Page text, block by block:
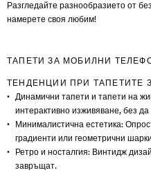
Разгледайте разнообразието от
намерете своя любим!
ТАПЕТИ ЗА МОБИЛНИ
ТЕНДЕНЦИИ ПРИ ТАПЕТИТЕ
Динамични тапети и тапети на
интерактивно изживяване, без
Минималистична естетика:
градиенти или геометрични
Ретро и носталгия: Винтидж
завръщат.